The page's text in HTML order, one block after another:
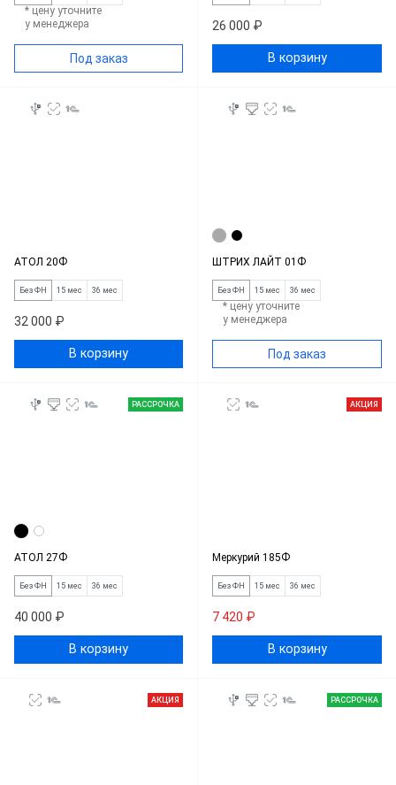
* цену уточните
у менеджера
Под заказ
26 000 ₽
В корзину
АТОЛ 20Ф
Без ФН 15 мес 36 мес
32 000 ₽
В корзину
ШТРИХ ЛАЙТ 01Ф
Без ФН 15 мес 36 мес
* цену уточните
у менеджера
Под заказ
РАССРОЧКА
АТОЛ 27Ф
Без ФН 15 мес 36 мес
40 000 ₽
В корзину
АКЦИЯ
Меркурий 185Ф
Без ФН 15 мес 36 мес
7 420 ₽
В корзину
АКЦИЯ РАССРОЧКА